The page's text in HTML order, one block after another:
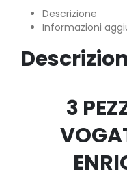
Descrizione
Informazioni
3